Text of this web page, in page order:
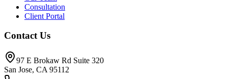
Consultation
Client Portal
Contact Us
97 E Brokaw Rd Suite 320
San Jose, CA 95112